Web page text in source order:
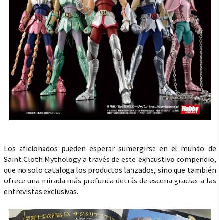
Los aficionados pueden esperar sumergirse en el mundo de
Saint Cloth Mythology a través de este exhaustivo compendio,
que no solo cataloga los productos lanzados, sino que también
ofrece una mirada más profunda detrás de escena gracias a las
entrevistas exclusivas.